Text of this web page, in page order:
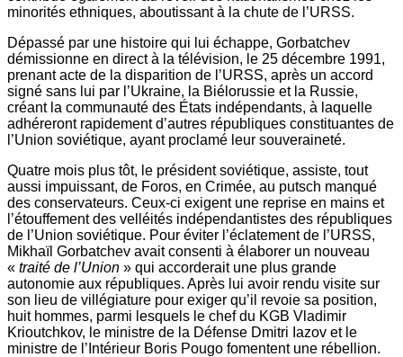
minorités ethniques, aboutissant à la chute de l’URSS.
Dépassé par une histoire qui lui échappe, Gorbatchev
démissionne en direct à la télévision, le 25 décembre 1991,
prenant acte de la disparition de l’URSS, après un accord
signé sans lui par l’Ukraine, la Biélorussie et la Russie,
créant la communauté des États indépendants, à laquelle
adhéreront rapidement d’autres républiques constituantes de
l’Union soviétique, ayant proclamé leur souveraineté.
Quatre mois plus tôt, le président soviétique, assiste, tout
aussi impuissant, de Foros, en Crimée, au putsch manqué
des conservateurs. Ceux-ci exigent une reprise en mains et
l’étouffement des velléités indépendantistes des républiques
de l’Union soviétique. Pour éviter l’éclatement de l’URSS,
Mikhaïl Gorbatchev avait consenti à élaborer un nouveau
« traité de l’Union » qui accorderait une plus grande
autonomie aux républiques. Après lui avoir rendu visite sur
son lieu de villégiature pour exiger qu’il revoie sa position,
huit hommes, parmi lesquels le chef du KGB Vladimir
Krioutchkov, le ministre de la Défense Dmitri Iazov et le
ministre de l’Intérieur Boris Pougo fomentent une rébellion.